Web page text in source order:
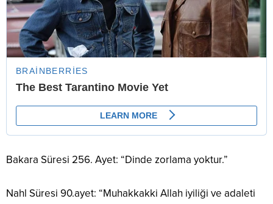
Bakara Süresi 256. Ayet: “Dinde zorlama yoktur.”
Nahl Süresi 90.ayet: “Muhakkakki Allah iyiliği ve adaleti